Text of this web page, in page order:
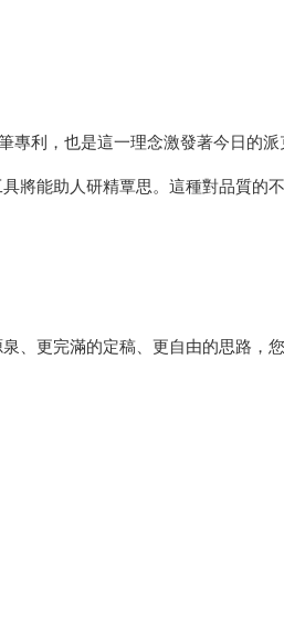
專利，也是這一理念激發著今日的派
將能助人研精覃思。這種對品質的
、更完滿的定稿、更自由的思路，